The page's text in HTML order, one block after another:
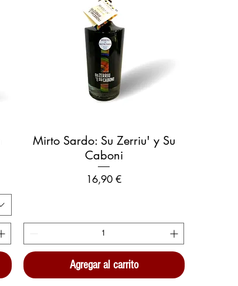
Vista rápida
Mirto Sardo: Su Zerriu' y Su
Caboni
Precio
16,90 €
Agregar al carrito